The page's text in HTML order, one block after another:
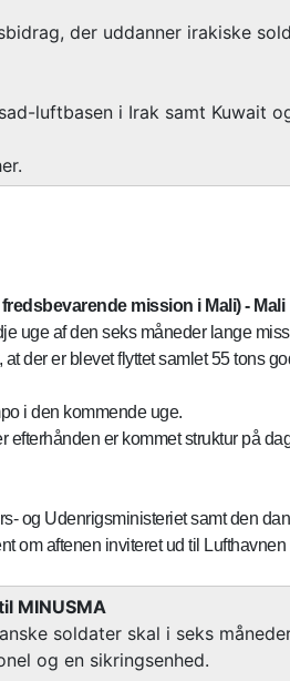
der uddanner irakiske
luftbasen i Irak samt Kuwait
mission i Mali) - Mali
uge af den seks måneder lange
der er blevet flyttet samlet 55 tons
i den kommende uge.
efterhånden er kommet struktur på
og Udenrigsministeriet samt den
om aftenen inviteret ud til
MINUSMA
soldater skal i seks
og en sikringsenhed.